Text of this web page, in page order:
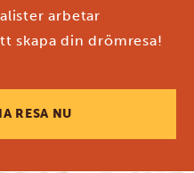
arbetar
skapa din drömresa!
RESA NU